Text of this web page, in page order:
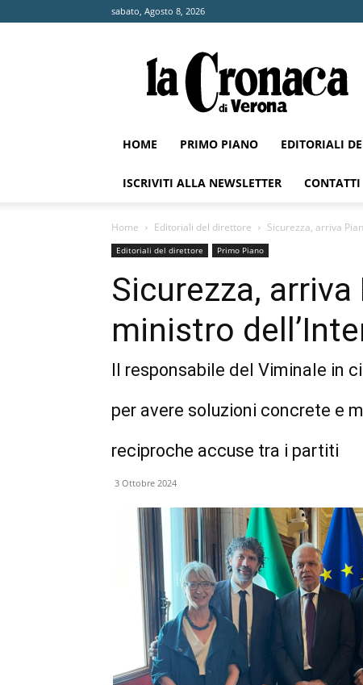
sabato, Agosto 8, 2026
Cronaca
di
Verona
HOME PRIMO PIANO EDITORIALI
ISCRIVITI ALLA NEWSLETTER CONTATTI
Home Editoriali del direttore Sicurezza, arriva
Editoriali del direttore Primo Piano
Sicurezza, arriva
ministro
Il responsabile del Viminale in
per avere soluzioni concrete e
reciproche accuse tra i partiti
3 Ottobre 2024